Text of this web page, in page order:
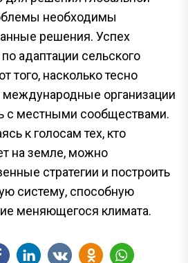
необходимы
решения. Успех
адаптации сельского
того, насколько тесно
международные организации
с местными сообществами.
к голосам тех, кто
на земле, можно
стратегии и построить
систему, способную
меняющегося климата.